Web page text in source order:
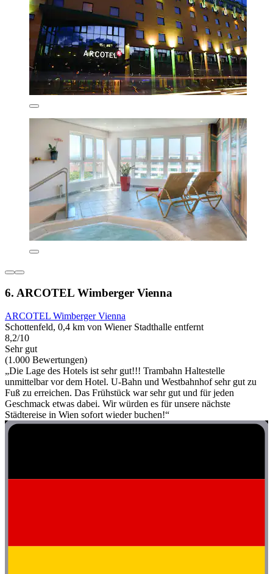
6. ARCOTEL Wimberger Vienna
ARCOTEL Wimberger Vienna
Schottenfeld, 0,4 km von Wiener Stadthalle entfernt
8,2/10
Sehr gut
(1.000 Bewertungen)
„Die Lage des Hotels ist sehr gut!!! Trambahn Haltestelle
unmittelbar vor dem Hotel. U-Bahn und Westbahnhof sehr gut zu
Fuß zu erreichen. Das Frühstück war sehr gut und für jeden
Geschmack etwas dabei. Wir würden es für unsere nächste
Städtereise in Wien sofort wieder buchen!“